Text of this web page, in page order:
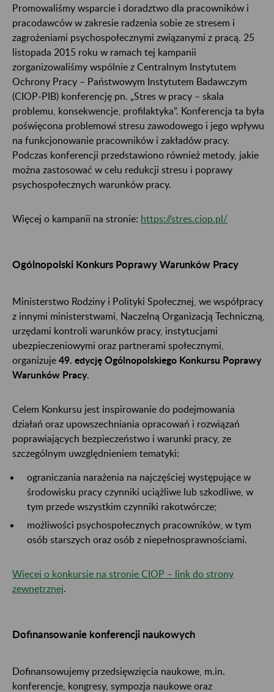
Promowaliśmy wsparcie i doradztwo dla pracowników i
pracodawców w zakresie radzenia sobie ze stresem i
zagrożeniami psychospołecznymi związanymi z pracą. 25
listopada 2015 roku w ramach tej kampanii
zorganizowaliśmy wspólnie z Centralnym Instytutem
Ochrony Pracy – Państwowym Instytutem Badawczym
(CIOP-PIB) konferencję pn. „Stres w pracy – skala
problemu, konsekwencje, profilaktyka”. Konferencja ta była
poświęcona problemowi stresu zawodowego i jego wpływu
na funkcjonowanie pracowników i zakładów pracy.
Podczas konferencji przedstawiono również metody, jakie
można zastosować w celu redukcji stresu i poprawy
psychospołecznych warunków pracy.
Więcej o kampanii na stronie: https://stres.ciop.pl/
Ogólnopolski Konkurs Poprawy Warunków Pracy
Ministerstwo Rodziny i Polityki Społecznej, we współpracy
z innymi ministerstwami, Naczelną Organizacją Techniczną,
urzędami kontroli warunków pracy, instytucjami
ubezpieczeniowymi oraz partnerami społecznymi,
organizuje 49. edycję Ogólnopolskiego Konkursu Poprawy
Warunków Pracy.
Celem Konkursu jest inspirowanie do podejmowania
działań oraz upowszechniania opracowań i rozwiązań
poprawiających bezpieczeństwo i warunki pracy, ze
szczególnym uwzględnieniem tematyki:
ograniczania narażenia na najczęściej występujące w
środowisku pracy czynniki uciążliwe lub szkodliwe, w
tym przede wszystkim czynniki rakotwórcze;
możliwości psychospołecznych pracowników, w tym
osób starszych oraz osób z niepełnosprawnościami.
Więcej o konkursie na stronie CIOP – link do strony
zewnętrznej.
Dofinansowanie konferencji naukowych
Dofinansowujemy przedsięwzięcia naukowe, m.in.
konferencje, kongresy, sympozja naukowe oraz